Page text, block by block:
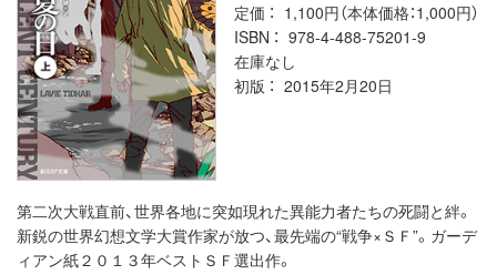
定価
1,100円（本体価格：1,000円）
ISBN
978-4-488-75201-9
在庫なし
初版
2015年2月20日
第二次大戦直前、世界各地に突如現れた異能力者たちの死闘と絆。
新鋭の世界幻想文学大賞作家が放つ、最先端の“戦争×ＳＦ”。ガーデ
ィアン紙２０１３年ベストＳＦ選出作。